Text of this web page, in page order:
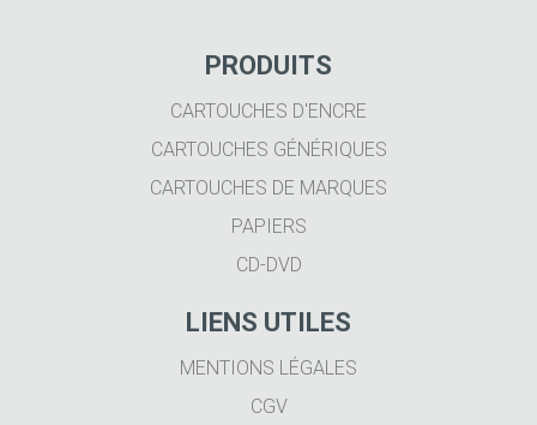
PRODUITS
CARTOUCHES D'ENCRE
CARTOUCHES GÉNÉRIQUES
CARTOUCHES DE MARQUES
PAPIERS
CD-DVD
LIENS UTILES
MENTIONS LÉGALES
CGV